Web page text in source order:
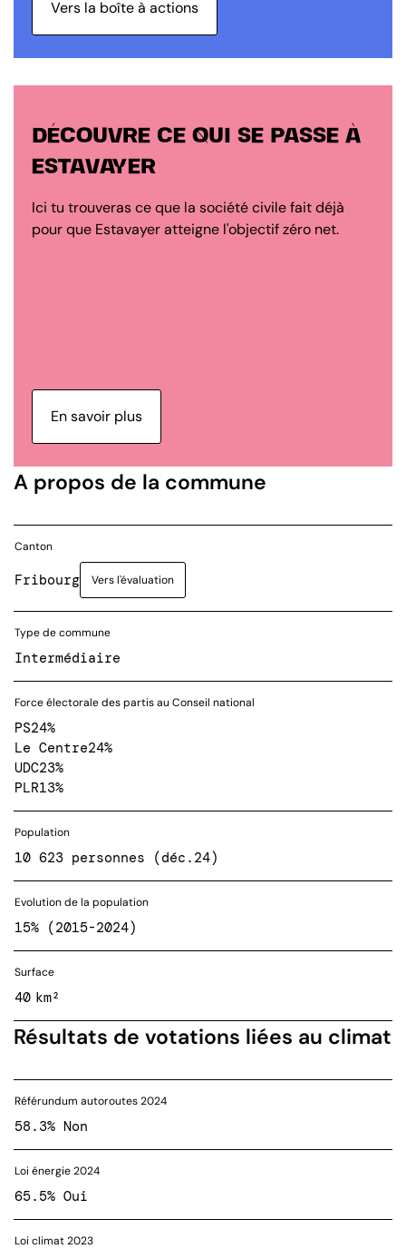
Vers la boîte à actions
DÉCOUVRE CE QUI SE PASSE À
ESTAVAYER
Ici tu trouveras ce que la société civile fait déjà
pour que Estavayer atteigne l'objectif zéro net.
En savoir plus
A propos de la commune
Canton
Fribourg Vers l'évaluation
Type de commune
Intermédiaire
Force électorale des partis au Conseil national
PS24%
Le Centre24%
UDC23%
PLR13%
Population
10 623 personnes (déc.24)
Evolution de la population
15% (2015-2024)
Surface
40 km²
Résultats de votations liées au climat
Référundum autoroutes 2024
58.3% Non
Loi énergie 2024
65.5% Oui
Loi climat 2023